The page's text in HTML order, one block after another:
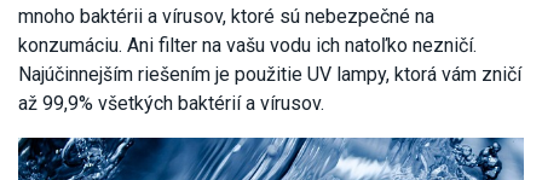
mnoho baktérii a vírusov, ktoré sú nebezpečné na
konzumáciu. Ani filter na vašu vodu ich natoľko nezničí.
Najúčinnejším riešením je použitie UV lampy, ktorá vám zničí
až 99,9% všetkých baktérií a vírusov.